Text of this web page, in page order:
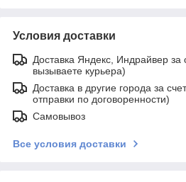
Условия доставки
Доставка Яндекс, Индрайвер за
вызываете курьера)
Доставка в другие города за
отправки по договоренности)
Самовывоз
Все условия доставки